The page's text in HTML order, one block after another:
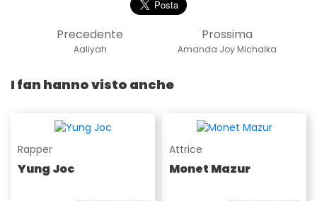
Prossima
Amanda Joy Michalka
Precedente
Aaliyah
I fan hanno visto anche
Rapper
Yung Joc
Attrice
Monet Mazur